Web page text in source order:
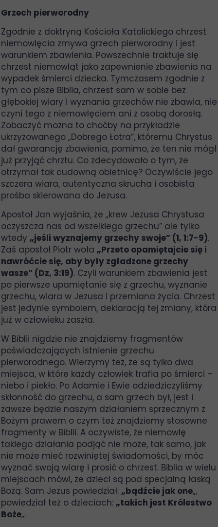
Grzech pierworodny
Zgodnie z doktryną Kościoła Katolickiego chrzest
niemowlęcia zmywa grzech pierworodny i jest
warunkiem zbawienia. Powszechnie traktuje się
chrzest niemowląt jako zapewnienie zbawienia na
wypadek śmierci dziecka. Tymczasem zgodnie z
tym co pisze Biblia, chrzest sam w sobie bez
głębokiej wiary i wyznania grzechów nie zbawia, nie
czyni tego z niemowlęciem ani z osobą dorosłą.
Zobaczyć można to choćby na przykładzie
ukrzyżowanego „Dobrego Łotra”, któremu Chrystus
dał gwarancję zbawienia, pomimo, że ten nie mógł
już przyjąć chrztu. Co zdecydowało o tym, że
otrzymał tak cudowną obietnicę? Oczywiście jego
szczera wiara, autentyczna skrucha i osobista
prośba skierowana do Jezusa.
Apostoł Jan wyjaśnia, że „krew Jezusa Chrystusa
oczyszcza nas od wszelkiego grzechu” ale tylko
wtedy „jeśli wyznajemy grzechy swoje” (1, 1:7-9).
Zaś apostoł Piotr woła „Przeto opamiętajcie się i
nawróćcie się, aby były zgładzone grzechy
wasze” (Dz, 3:19). Czyli warunkiem zbawienia jest
po pierwsze upamiętanie się z grzechu, wyznanie
grzechu, wiara w Jezusa i przemiana życia. Chrzest
jest jedynie symbolem, deklaracją tej zmiany, która
już w człowieku zaszła.
W Biblii nigdzie nie znajdziemy fragmentów
poświadczających istnienie grzechu
pierworodnego. Wierzymy też, że są tylko dwa
miejsca, w które każdy człowiek trafia po śmierci –
niebo i piekło. Po Adamie i Ewie odziedziczyliśmy
skłonność do grzechu, a sam grzech był, jest i
zawsze będzie naszym działaniem sprzecznym z
Bożym prawem o czym też znajdziemy stosowne
fragmenty w Biblii. A oczywiste, że niemowlę
takiego działania podjąć nie może, tak samo, jak
nie może mieć rozwiniętej świadomości, by móc
wyznać swoją wiarę i prosić o chrzest. Biblia w wielu
miejscach mówi, że dzieci są pod specjalną łaską
Bożą. Sam Jezus powiedział: „bądźcie jak one„,
powiedział też o dzieciach: „takich jest Królestwo
Boże„.